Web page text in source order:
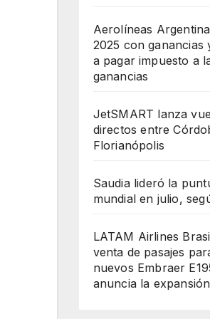
Aerolíneas
2025 con ganancias
a pagar impuesto a
ganancias
JetSMART lanza
directos entre
Florianópolis
Saudia lideró la
mundial en julio,
LATAM Airlines
venta de pasajes
nuevos Embraer
anuncia la